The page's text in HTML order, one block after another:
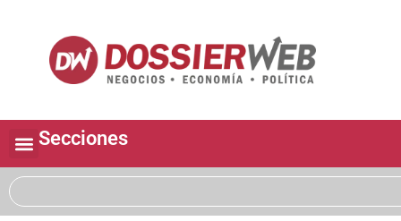
Secciones